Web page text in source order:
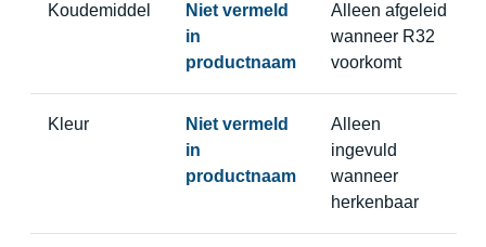
Koudemiddel
Niet vermeld
in
productnaam
Alleen afgeleid
wanneer R32
voorkomt
Kleur
Niet vermeld
in
productnaam
Alleen
ingevuld
wanneer
herkenbaar